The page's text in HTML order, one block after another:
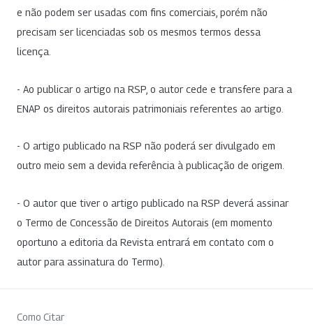
e não podem ser usadas com fins comerciais, porém não
precisam ser licenciadas sob os mesmos termos dessa
licença.
- Ao publicar o artigo na RSP, o autor cede e transfere para a
ENAP os direitos autorais patrimoniais referentes ao artigo.
- O artigo publicado na RSP não poderá ser divulgado em
outro meio sem a devida referência à publicação de origem.
- O autor que tiver o artigo publicado na RSP deverá assinar
o Termo de Concessão de Direitos Autorais (em momento
oportuno a editoria da Revista entrará em contato com o
autor para assinatura do Termo).
Como Citar